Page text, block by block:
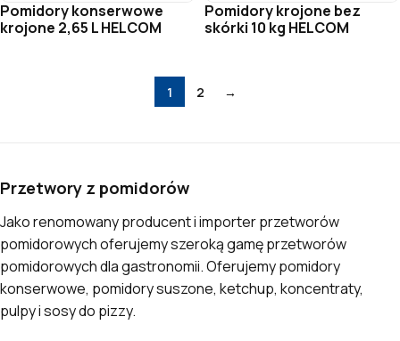
Pomidory konserwowe
krojone 2,65 L HELCOM
Pomidory krojone bez
skórki 10 kg HELCOM
1 2 →
Przetwory z pomidorów
Jako renomowany producent i importer przetworów
pomidorowych oferujemy szeroką gamę przetworów
pomidorowych dla gastronomii. Oferujemy pomidory
konserwowe, pomidory suszone, ketchup, koncentraty,
pulpy i sosy do pizzy.